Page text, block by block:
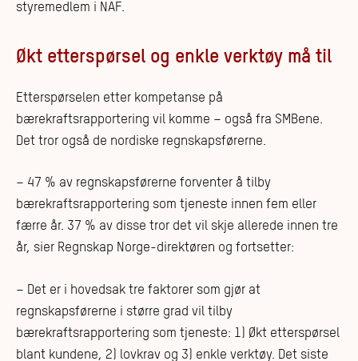
styremedlem i NAF.
Økt etterspørsel og enkle verktøy må til
Etterspørselen etter kompetanse på
bærekraftsrapportering vil komme – også fra SMBene.
Det tror også de nordiske regnskapsførerne.
– 47 % av regnskapsførerne forventer å tilby
bærekraftsrapportering som tjeneste innen fem eller
færre år. 37 % av disse tror det vil skje allerede innen tre
år, sier Regnskap Norge-direktøren og fortsetter:
– Det er i hovedsak tre faktorer som gjør at
regnskapsførerne i større grad vil tilby
bærekraftsrapportering som tjeneste: 1) Økt etterspørsel
blant kundene, 2) lovkrav og 3) enkle verktøy. Det siste